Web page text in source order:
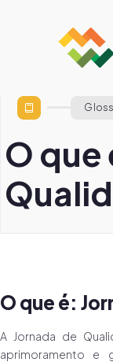
O que
O que é:
A Jornada de
aprimoramento e